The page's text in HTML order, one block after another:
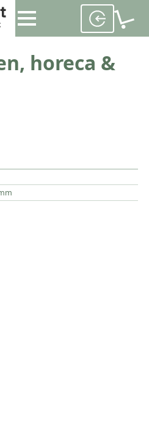
horeca &